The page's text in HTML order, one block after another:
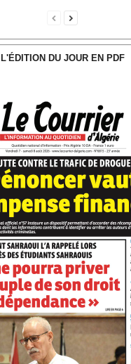
L'ÉDITION DU JOUR EN PDF